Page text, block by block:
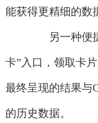
能获得更精细的数
另一种便捷
卡”入口，领取卡
最终呈现的结果与
的历史数据。